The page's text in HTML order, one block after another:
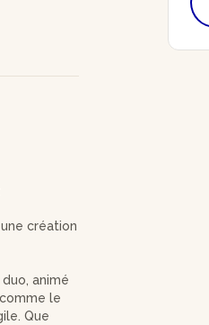
une création
animé
le
Que